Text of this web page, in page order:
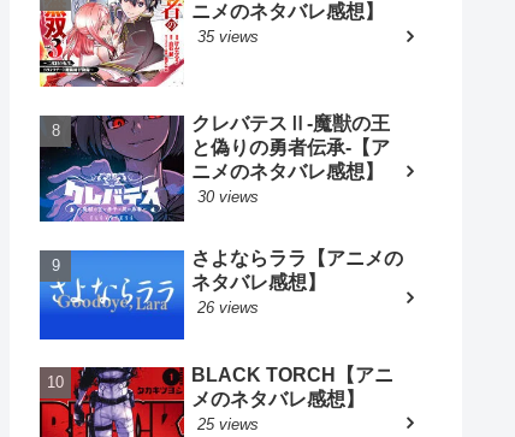
ニメのネタバレ感想】
35 views
クレバテスⅡ-魔獣の王
と偽りの勇者伝承-【ア
ニメのネタバレ感想】
30 views
さよならララ【アニメの
ネタバレ感想】
26 views
BLACK TORCH【アニ
メのネタバレ感想】
25 views